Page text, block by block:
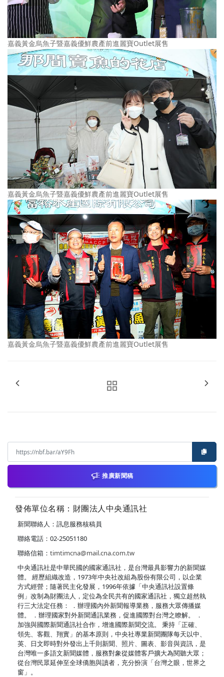
嘉義黃金烏魚子暨嘉義優鮮農產前進麗寶Outlet展售
嘉義黃金烏魚子暨嘉義優鮮農產前進麗寶Outlet展售
嘉義黃金烏魚子暨嘉義優鮮農產前進麗寶Outlet展售
推廣新聞稿
發佈單位名稱：財團法人中央通訊社
新聞聯絡人：訊息服務核稿員
聯絡電話：02-25051180
聯絡信箱： timtimcna@mail.cna.com.tw
中央通訊社是中華民國的國家通訊社，是台灣最具影響力的新聞媒
體。 經歷組織改造，1973年中央社改組為股份有限公司，以企業
方式經營；隨著民主化發展，1996年依據「中央通訊社設置條
例」改制為財團法人，定位為全民共有的國家通訊社，獨立超然執
行三大法定任務： ．辦理國內外新聞報導業務，服務大眾傳播媒
體。 ．辦理國家對外新聞通訊業務，促進國際對台灣之瞭解。 ．
加強與國際新聞通訊社合作，增進國際新聞交流。 秉持「正確、
領先、客觀、翔實」的基本原則，中央社專業新聞團隊每天以中、
英、日文即時對外發出上千則新聞、照片、圖表、影音與資訊，是
台灣唯一多語文新聞媒體，服務對象從媒體客戶擴大為閱聽大眾；
從台灣民眾延伸至全球僑胞與讀者，充分扮演「台灣之眼，世界之
窗」。